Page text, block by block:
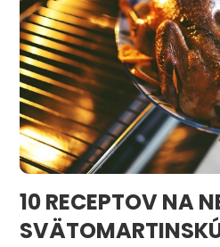
10 RECEPTOV NA